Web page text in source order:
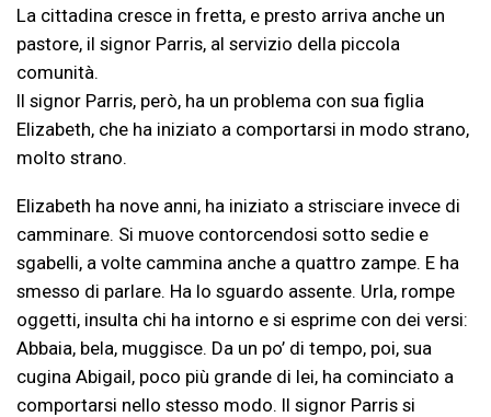
La cittadina cresce in fretta, e presto arriva anche un
pastore, il signor Parris, al servizio della piccola
comunità.
Il signor Parris, però, ha un problema con sua figlia
Elizabeth, che ha iniziato a comportarsi in modo strano,
molto strano.
Elizabeth ha nove anni, ha iniziato a strisciare invece di
camminare. Si muove contorcendosi sotto sedie e
sgabelli, a volte cammina anche a quattro zampe. E ha
smesso di parlare. Ha lo sguardo assente. Urla, rompe
oggetti, insulta chi ha intorno e si esprime con dei versi:
Abbaia, bela, muggisce. Da un po’ di tempo, poi, sua
cugina Abigail, poco più grande di lei, ha cominciato a
comportarsi nello stesso modo. Il signor Parris si